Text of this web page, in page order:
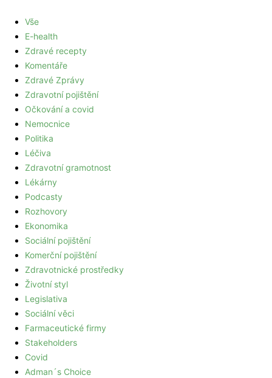
Vše
E-health
Zdravé recepty
Komentáře
Zdravé Zprávy
Zdravotní pojištění
Očkování a covid
Nemocnice
Politika
Léčiva
Zdravotní gramotnost
Lékárny
Podcasty
Rozhovory
Ekonomika
Sociální pojištění
Komerční pojištění
Zdravotnické prostředky
Životní styl
Legislativa
Sociální věci
Farmaceutické firmy
Stakeholders
Covid
Adman´s Choice